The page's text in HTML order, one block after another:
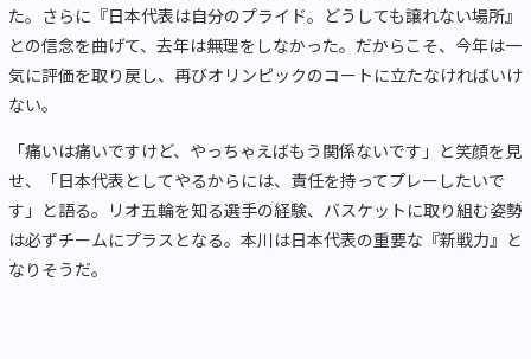
た。さらに『日本代表は自分のプライド。どうしても譲れない場所』
との信念を曲げて、去年は無理をしなかった。だからこそ、今年は一
気に評価を取り戻し、再びオリンピックのコートに立たなければいけ
ない。
「痛いは痛いですけど、やっちゃえばもう関係ないです」と笑顔を見
せ、「日本代表としてやるからには、責任を持ってプレーしたいで
す」と語る。リオ五輪を知る選手の経験、バスケットに取り組む姿勢
は必ずチームにプラスとなる。本川は日本代表の重要な『新戦力』と
なりそうだ。